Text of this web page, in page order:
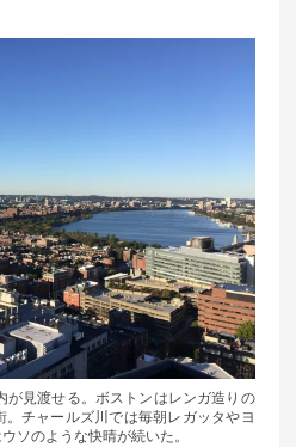
見渡せる。ボストンはレンガ造りの
チャールズ川では毎朝レガッタやヨ
ソのような快晴が続いた。